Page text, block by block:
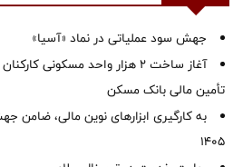
جهش سود عملیاتی در نماد «آسیا»
آغاز ساخت ۲ هزار واحد مسکونی
تأمین مالی بانک مسکن
به کارگیری ابزارهای نوین مالی،
1405